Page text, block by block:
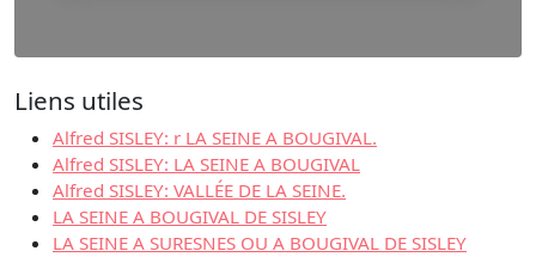
Liens utiles
Alfred SISLEY: r LA SEINE A BOUGIVAL.
Alfred SISLEY: LA SEINE A BOUGIVAL
Alfred SISLEY: VALLÉE DE LA SEINE.
LA SEINE A BOUGIVAL DE SISLEY
LA SEINE A SURESNES OU A BOUGIVAL DE SISLEY